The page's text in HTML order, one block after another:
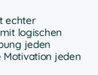
echter
logischen
jeden
Motivation jeden